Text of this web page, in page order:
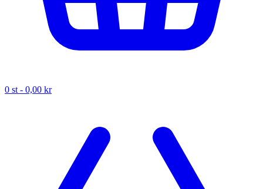
0 st - 0,00 kr